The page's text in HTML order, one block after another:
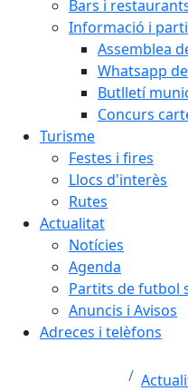
Bars i
Informació i
Assemblea
Whatsapp
Butlletí
Concurs
Turisme
Festes i fires
Llocs d'interès
Rutes
Actualitat
Notícies
Agenda
Partits de futbol
Anuncis i Avisos
Adreces i telèfons